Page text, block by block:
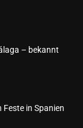
– bekannt
in Spanien